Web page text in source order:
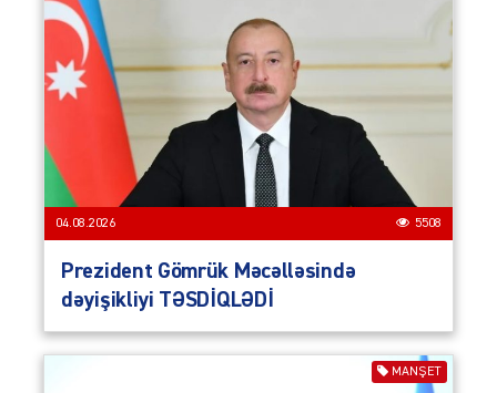
04.08.2026 5508
Prezident Gömrük Məcəlləsində
dəyişikliyi TƏSDİQLƏDİ
MANŞET